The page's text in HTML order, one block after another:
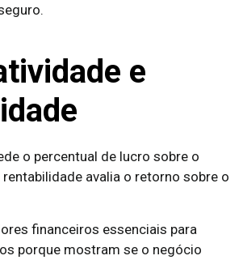
e
o percentual de lucro sobre o
avalia o retorno sobre o
financeiros essenciais para
porque mostram se o negócio